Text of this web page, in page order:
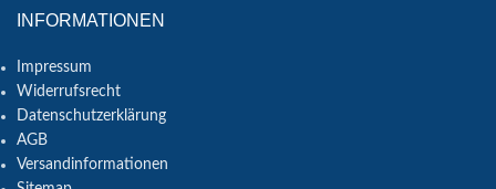
INFORMATIONEN
Impressum
Widerrufsrecht
Datenschutzerklärung
AGB
Versandinformationen